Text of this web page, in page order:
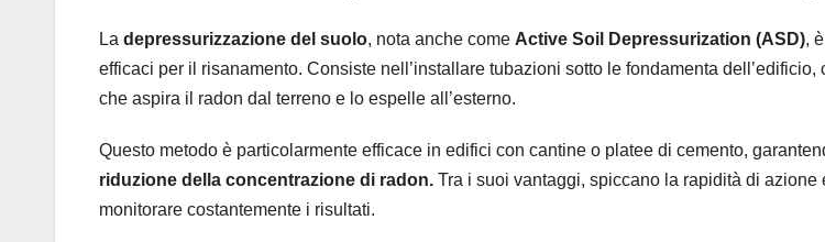
La depressurizzazione del suolo, nota anche come Active Soil Depressurization (ASD),
efficaci per il risanamento. Consiste nell’installare tubazioni sotto le fondamenta
che aspira il radon dal terreno e lo espelle all’esterno.
Questo metodo è particolarmente efficace in edifici con cantine o platee di cemento,
riduzione della concentrazione di radon. Tra i suoi vantaggi, spiccano la rapidità di azione
monitorare costantemente i risultati.